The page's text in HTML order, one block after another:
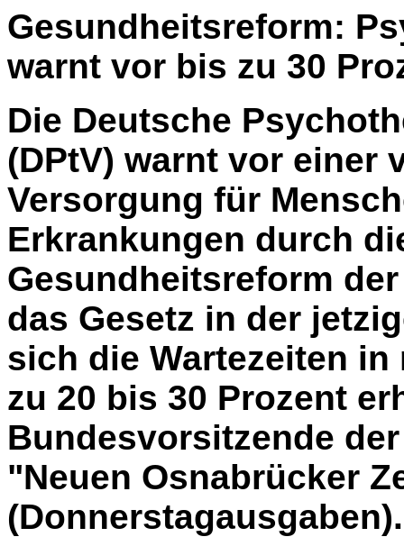
Gesundheitsreform:
warnt vor bis zu 30
Die Deutsche
(DPtV) warnt vor einer
Versorgung für
Erkrankungen durch
Gesundheitsreform
das Gesetz in der
sich die Wartezeiten
zu 20 bis 30 Prozent
Bundesvorsitzende
"Neuen Osnabrücker
(Donnerstagausgaben).